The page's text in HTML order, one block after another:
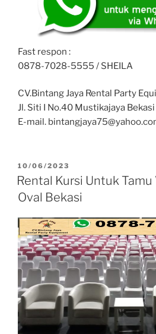
Fast respon :
0878-7028-5555 / SHEILA
CV.Bintang Jaya Rental Party
Jl. Siti I No.40 Mustikajaya Bekasi
E-mail.
DIPOSKAN
PADA
10/06/2023
Rental Kursi Untuk Tamu
Oval Bekasi